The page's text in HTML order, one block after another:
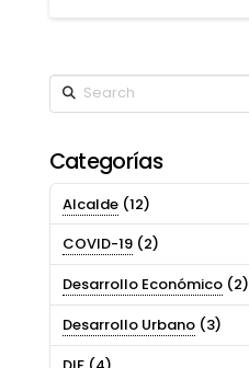
Search
Categorías
Alcalde(12)
COVID-19(2)
Desarrollo Económico(2)
Desarrollo Urbano(3)